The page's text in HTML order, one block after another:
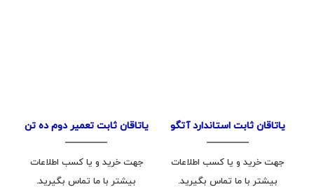
یاتاقان ثابت استاندارد آتگو
جهت خرید و یا کسب اطلاعات
بیشتر با ما تماس بگیرید.
یاتاقان ثابت تعمیر دوم ده تن
جهت خرید و یا کسب اطلاعات
بیشتر با ما تماس بگیرید.